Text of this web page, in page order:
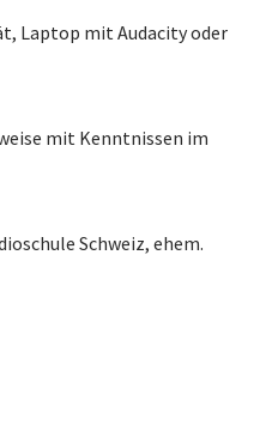
Laptop mit Audacity oder
mit Kenntnissen im
Schweiz, ehem.